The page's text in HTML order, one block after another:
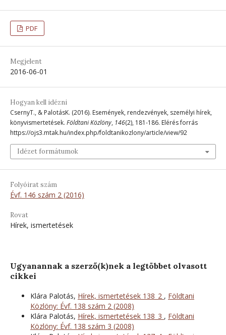
PDF
Megjelent
2016-06-01
Hogyan kell idézni
CsernyT., & PalotásK. (2016). Események, rendezvények, személyi hírek,
könyvismertetések. Földtani Közlöny, 146(2), 181-186. Elérés forrás
https://ojs3.mtak.hu/index.php/foldtanikozlony/article/view/92
Idézet formátumok
Folyóirat szám
Évf. 146 szám 2 (2016)
Rovat
Hírek, ismertetések
Ugyanannak a szerző(k)nek a legtöbbet olvasott
cikkei
Klára Palotás, Hírek, ismertetések 138_2 , Földtani
Közlöny: Évf. 138 szám 2 (2008)
Klára Palotás, Hírek, ismertetések 138_3 , Földtani
Közlöny: Évf. 138 szám 3 (2008)